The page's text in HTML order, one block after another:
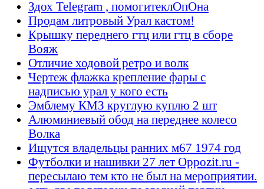
Здох Telegram , помогитеклОпОна
Продам литровый Урал кастом!
Крышку переднего гтц или гтц в сборе
Вояж
Отличие ходовой ретро и волк
Чертеж флажка крепление фары с
надписью урал у кого есть
Эмблему КМЗ круглую куплю 2 шт
Алюминиевый обод на переднее колесо
Волка
Ищутся владельцы ранних м67 1974 год
Футболки и нашивки 27 лет Oppozit.ru -
пересылаю тем кто не был на мероприятии.